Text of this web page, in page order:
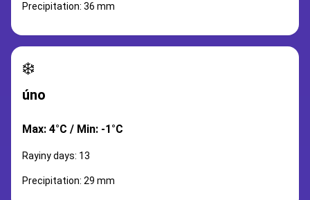
Precipitation: 36 mm
❄️
úno
Max: 4°C / Min: -1°C
Rayiny days: 13
Precipitation: 29 mm